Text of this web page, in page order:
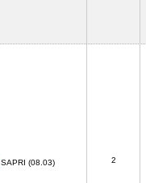
SAPRI (08.03) 2